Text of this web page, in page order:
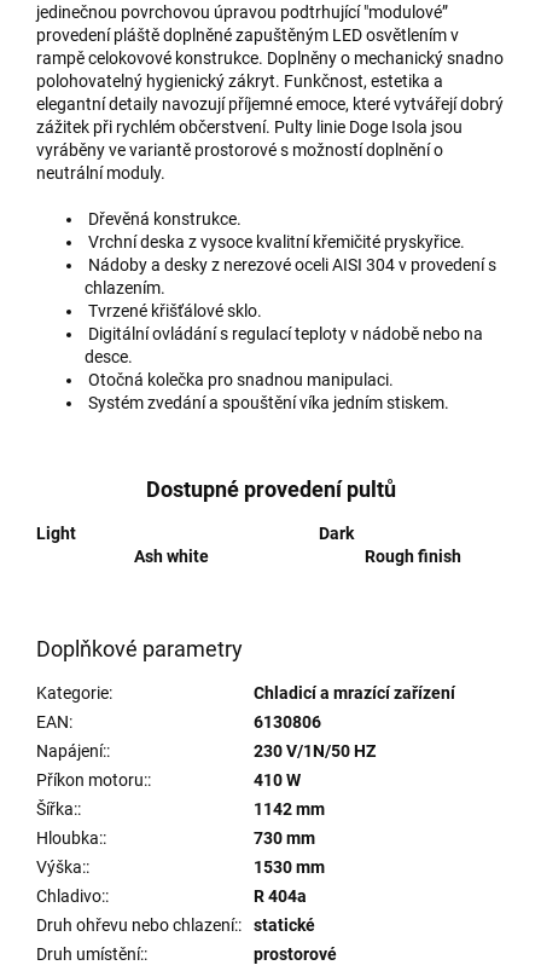
jedinečnou povrchovou úpravou podtrhující "modulové”
provedení pláště doplněné zapuštěným LED osvětlením v
rampě celokovové konstrukce. Doplněny o mechanický snadno
polohovatelný hygienický zákryt. Funkčnost, estetika a
elegantní detaily navozují příjemné emoce, které vytvářejí dobrý
zážitek při rychlém občerstvení. Pulty linie Doge Isola jsou
vyráběny ve variantě prostorové s možností doplnění o
neutrální moduly.
Dřevěná konstrukce.
Vrchní deska z vysoce kvalitní křemičité pryskyřice.
Nádoby a desky z nerezové oceli AISI 304 v provedení s
chlazením.
Tvrzené křišťálové sklo.
Digitální ovládání s regulací teploty v nádobě nebo na
desce.
Otočná kolečka pro snadnou manipulaci.
Systém zvedání a spouštění víka jedním stiskem.
Dostupné provedení pultů
Light Dark
Ash white Rough finish
Doplňkové parametry
Kategorie:
Chladicí a mrazící zařízení
EAN:
6130806
Napájení::
230 V/1N/50 HZ
Příkon motoru::
410 W
Šířka::
1142 mm
Hloubka::
730 mm
Výška::
1530 mm
Chladivo::
R 404a
Druh ohřevu nebo chlazení::
statické
Druh umístění::
prostorové